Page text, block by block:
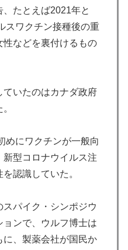
たとえば2021年と
スワクチン接種後の重
性などを裏付けるもの
ていたのはカナダ政府
めにワクチンが一般向
型コロナウイルス注
認識していた。
パイク・シンポジウ
ョンで、ウルフ博士は
、製薬会社が国民か